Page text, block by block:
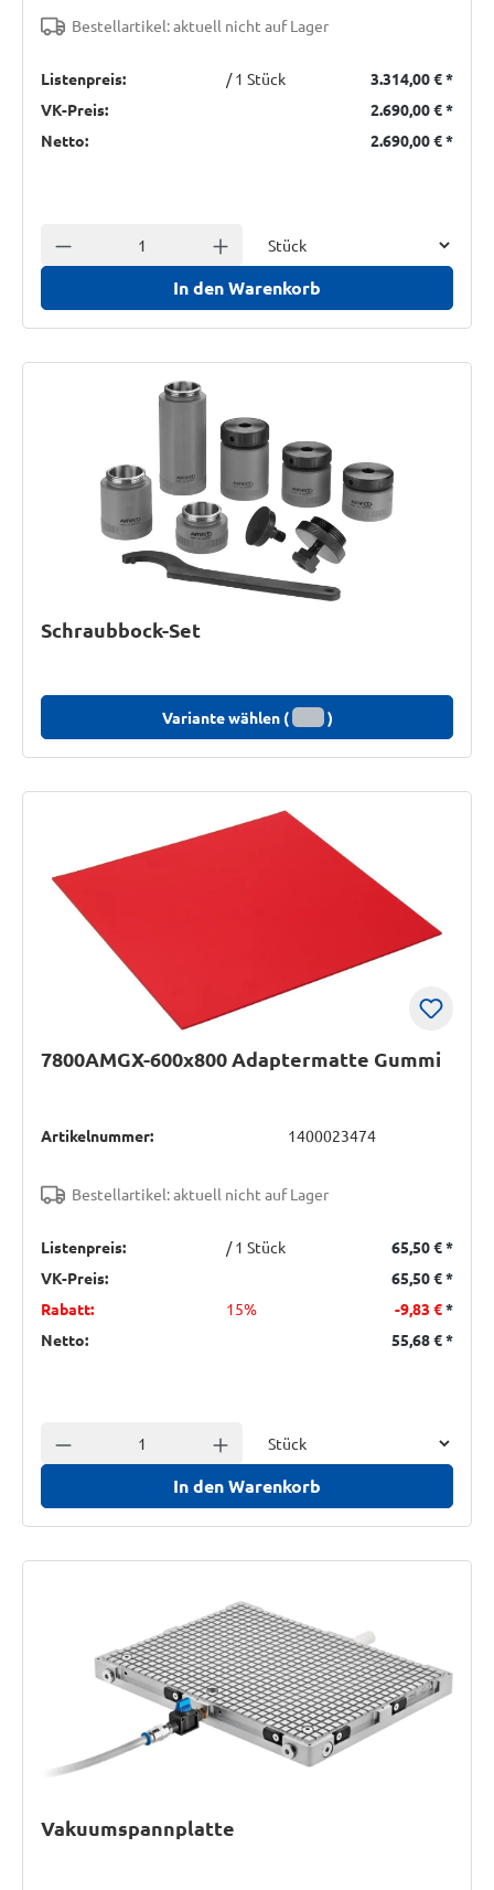
Bestellartikel: aktuell nicht auf Lager
Listenpreis: / 1 Stück 3.314,00 €*
VK-Preis:
2.690,00 €*
Netto:
2.690,00 €*
Anzahl verringern Anzahl erhöhen
In den Warenkorb
Schraubbock-Set
Variante wählen ( )
7800AMGX-600x800 Adaptermatte Gummi
Artikelnummer: 1400023474
Bestellartikel: aktuell nicht auf Lager
Listenpreis: / 1 Stück 65,50 €*
VK-Preis:
65,50 €*
Rabatt:
15% -9,83 €*
Netto:
55,68 €*
Anzahl verringern Anzahl erhöhen
In den Warenkorb
Vakuumspannplatte